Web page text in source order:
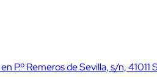
P.º Remeros de Sevilla, s/n,